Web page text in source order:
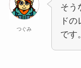
つぐみ
そう
ド
です。